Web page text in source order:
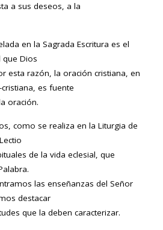
a sus deseos, a la
en la Sagrada Escritura es el
que Dios
esta razón, la oración cristiana, en
es fuente
oración.
como se realiza en la Liturgia de
de la vida eclesial, que
las enseñanzas del Señor
destacar
que la deben caracterizar.